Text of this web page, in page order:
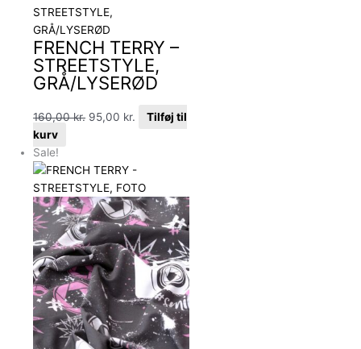
FRENCH TERRY –
STREETSTYLE,
GRÅ/LYSERØD
160,00kr. 95,00 kr.
Tilføj til
kurv
Sale!